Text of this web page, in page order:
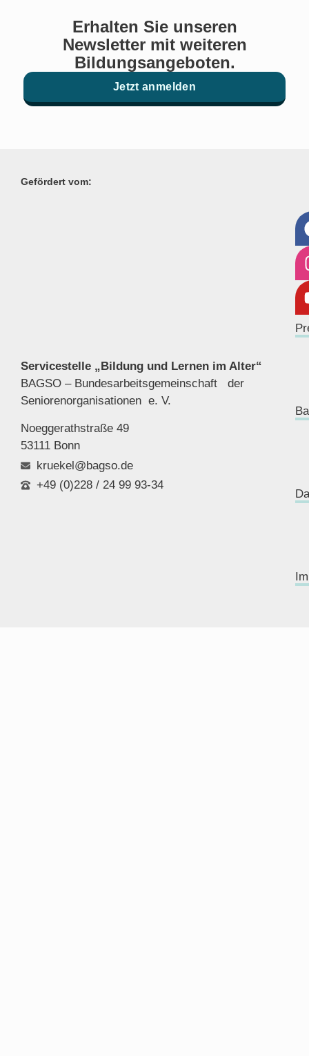
Erhalten Sie unseren
Newsletter mit weiteren
Bildungsangeboten.
Jetzt anmelden
Gefördert vom:
Servicestelle „Bildung und Lernen im Alter“
BAGSO – Bundesarbeitsgemeinschaft der
Seniorenorganisationen e. V.
Noeggerathstraße 49
53111 Bonn
kruekel@bagso.de
+49 (0)228 / 24 99 93-34